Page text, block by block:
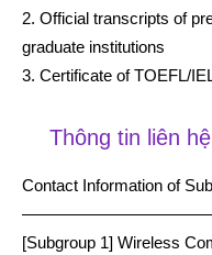
2. Official transcripts of
graduate institutions
3. Certificate of TOEFL/
Thông tin liên
Contact Information of
[Subgroup 1] Wireless